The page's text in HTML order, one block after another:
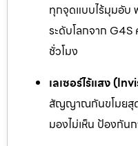
ทุกจุดแบบไร้มุมอับ
ระดับโลกจาก
ชั่วโมง
เลเซอร์ไร้แสง
สัญญาณกันขโมยสุด
มองไม่เห็น ป้องกัน